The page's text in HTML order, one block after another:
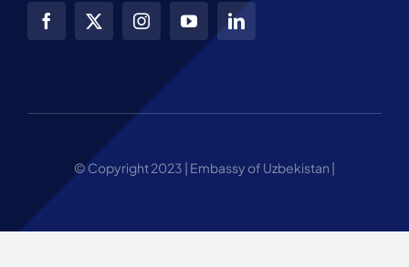
© Copyright 2023 | Embassy of Uzbekistan |